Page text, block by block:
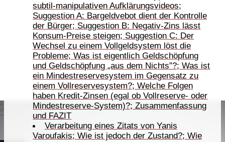
subtil-manipulativen Aufklärungsvideos;
Suggestion A: Bargeldvebot dient der Kontrolle
der Bürger; Suggestion B: Negativ-Zins lässt
Konsum-Preise steigen; Suggestion C: Der
Wechsel zu einem Vollgeldsystem löst die
Probleme; Was ist eigentlich Geldschöpfung
und Geldschöpfung „aus dem Nichts”?; Was ist
ein Mindestreservesystem im Gegensatz zu
einem Vollreservesystem?; Welche Folgen
haben Kredit-Zinsen (egal ob Vollreserve- oder
Mindestreserve-System)?; Zusammenfassung
und FAZIT
Verarbeitung eines Zitats von Yanis
Varoufakis; Wie ist jedoch der Zustand?; Wie